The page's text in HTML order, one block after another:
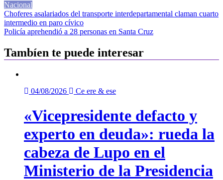
Nacional
Navegación
de
Choferes asalariados del transporte interdepartamental claman cuarto
intermedio en paro cívico
Policía aprehendió a 28 personas en Santa Cruz
Tambíen te puede interesar
04/08/2026 Ce ere & ese
«Vicepresidente defacto y
experto en deuda»: rueda la
cabeza de Lupo en el
Ministerio de la Presidencia